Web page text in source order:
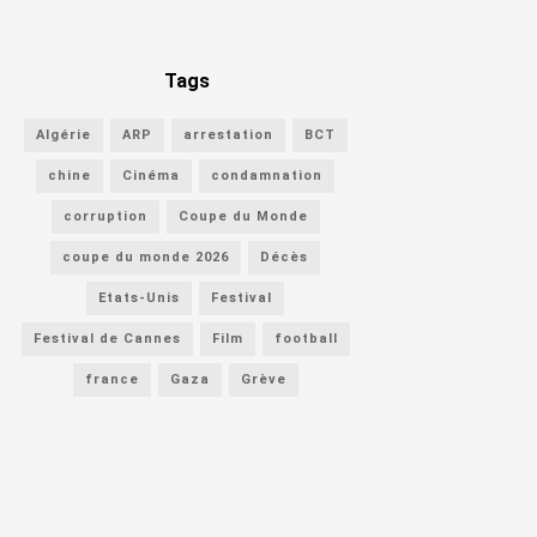
Tags
Algérie ARP arrestation BCT
chine Cinéma condamnation
corruption Coupe du Monde
coupe du monde 2026 Décès
Etats-Unis Festival
Festival de Cannes Film football
france Gaza Grève